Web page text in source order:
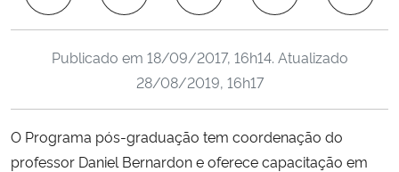
Ministério do Meio Ambiente
Ministério do Desenvolvimento Regional
Publicado em 18/09/2017, 16h14. Atualizado
28/08/2019, 16h17
O Programa pós-graduação tem coordenação do
professor Daniel Bernardon e oferece capacitação em